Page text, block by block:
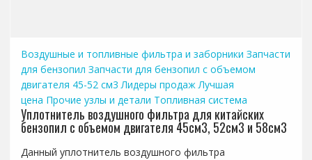
Воздушные и топливные фильтра и заборники Запчасти
для бензопил Запчасти для бензопил с объемом
двигателя 45-52 см3 Лидеры продаж Лучшая
цена Прочие узлы и детали Топливная система
Уплотнитель воздушного фильтра для китайских
бензопил с объемом двигателя 45см3, 52см3 и 58см3
Данный уплотнитель воздушного фильтра